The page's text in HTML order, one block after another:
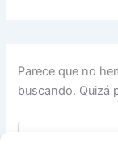
Parece que no
buscando. Quizá
Buscar